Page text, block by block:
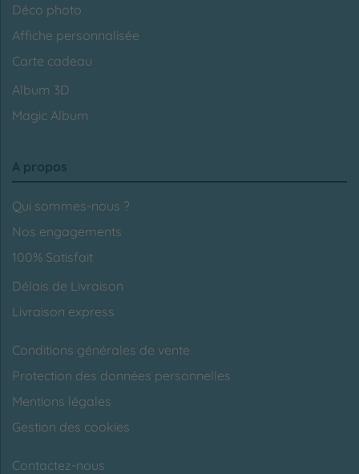
Déco photo
Affiche personnalisée
Carte cadeau
Album 3D
Magic Album
A propos
Qui sommes-nous ?
Nos engagements
100% Satisfait
Délais de Livraison
Livraison express
Conditions générales de vente
Protection des données personnelles
Mentions légales
Gestion des cookies
Contactez-nous